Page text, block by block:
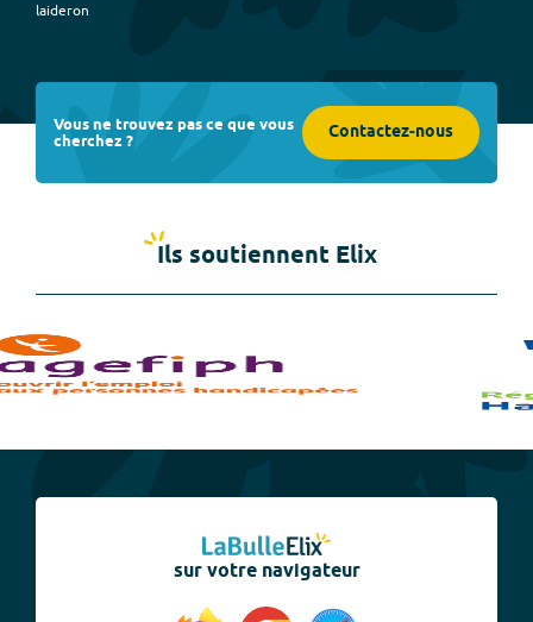
laideron
Vous ne trouvez pas ce que vous
cherchez ? Contactez-nous
Ils soutiennent Elix
sur votre navigateur